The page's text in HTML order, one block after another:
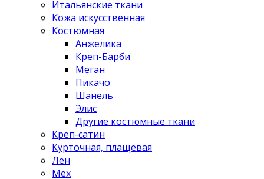
Итальянские ткани
Кожа искусственная
Костюмная
Анжелика
Креп-Барби
Меган
Пикачо
Шанель
Элис
Другие костюмные ткани
Креп-сатин
Курточная, плащевая
Лен
Мех